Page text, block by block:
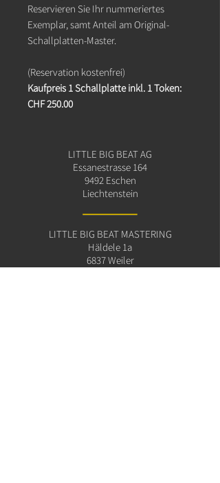
Reservieren Sie Ihr nummeriertes
Exemplar, samt Anteil am Original-
Schallplatten-Master.
(Reservation kostenfrei)
Kaufpreis 1 Schallplatte inkl. 1 Token:
CHF 250.00
LITTLE BIG BEAT AG
Essanestrasse 164
9492 Eschen
Liechtenstein
LITTLE BIG BEAT MASTERING
Häldele 1a
6837 Weiler